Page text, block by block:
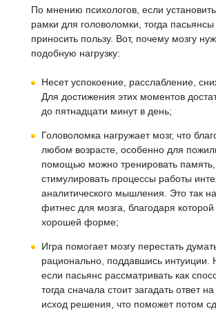
По мнению психологов, если
рамки для головоломки, тогда пасьянсы
приносить пользу. Вот, почему мозгу
подобную нагрузку:
Несет успокоение, расслабление,
Для достижения этих моментов
до пятнадцати минут в день;
Головоломка нагружает мозг, что
любом возрасте, особенно для
помощью можно тренировать память,
стимулировать процессы работы
аналитического мышления. Это так
фитнес для мозга, благодаря которой
хорошей форме;
Игра помогает мозгу перестать
рационально, поддавшись интуиции.
если пасьянс рассматривать как
тогда сначала стоит загадать ответ
исход решения, что поможет потом